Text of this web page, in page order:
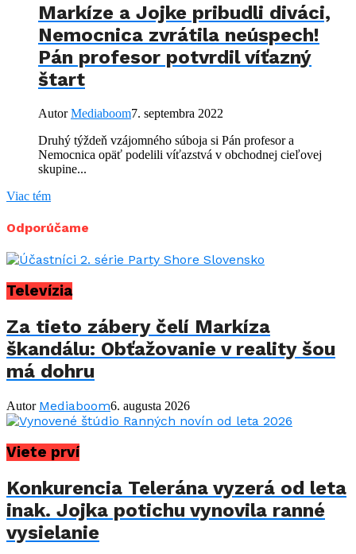
Markíze a Jojke pribudli diváci,
Nemocnica zvrátila neúspech!
Pán profesor potvrdil víťazný
štart
AutorMediaboom7. septembra 2022
Druhý týždeň vzájomného súboja si Pán profesor a
Nemocnica opäť podelili víťazstvá v obchodnej cieľovej
skupine...
Viac tém
Odporúčame
Televízia
Za tieto zábery čelí Markíza
škandálu: Obťažovanie v reality šou
má dohru
Autor Mediaboom6. augusta 2026
Viete prví
Konkurencia Telerána vyzerá od leta
inak. Jojka potichu vynovila ranné
vysielanie